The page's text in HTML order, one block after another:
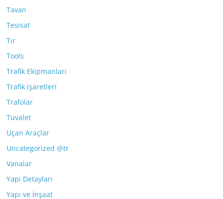
Tavan
Tesisat
Tır
Tools
Trafik Ekipmanları
Trafik işaretleri
Trafolar
Tuvalet
Uçan Araçlar
Uncategorized @tr
Vanalar
Yapı Detayları
Yapı ve İnşaat